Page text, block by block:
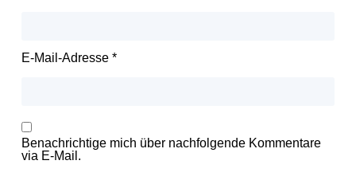
E-Mail-Adresse *
Benachrichtige mich über nachfolgende Kommentare
via E-Mail.